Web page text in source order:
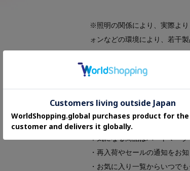
※照明の関係により、実際よ
ォンなどの環境により、若干
★お気に入り登録がおすすめ★
▽気になる商品はハートマーク
・再入荷やセールの通知をお
・お気に入り一覧からいつで